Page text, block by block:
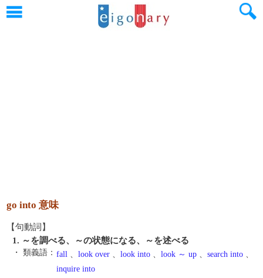
go into 意味
【句動詞】
1. ～を調べる、～の状態になる、～を述べる
・ 類義語： fall 、 look over 、 look into 、 look ～ up 、 search into 、
inquire into